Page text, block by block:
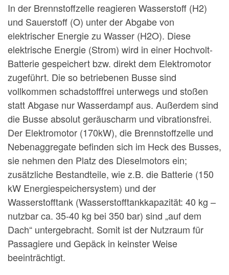
In der Brennstoffzelle reagieren Wasserstoff (H2)
und Sauerstoff (O) unter der Abgabe von
elektrischer Energie zu Wasser (H2O). Diese
elektrische Energie (Strom) wird in einer Hochvolt-
Batterie gespeichert bzw. direkt dem Elektromotor
zugeführt. Die so betriebenen Busse sind
vollkommen schadstofffrei unterwegs und stoßen
statt Abgase nur Wasserdampf aus. Außerdem sind
die Busse absolut geräuscharm und vibrationsfrei.
Der Elektromotor (170kW), die Brennstoffzelle und
Nebenaggregate befinden sich im Heck des Busses,
sie nehmen den Platz des Dieselmotors ein;
zusätzliche Bestandteile, wie z.B. die Batterie (150
kW Energiespeichersystem) und der
Wasserstofftank (Wasserstofftankkapazität: 40 kg –
nutzbar ca. 35-40 kg bei 350 bar) sind „auf dem
Dach“ untergebracht. Somit ist der Nutzraum für
Passagiere und Gepäck in keinster Weise
beeinträchtigt.